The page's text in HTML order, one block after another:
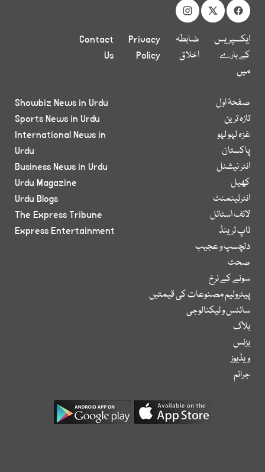
ایکسپریس
کے بارے
میں
ضابطہ
اخلاق
Privacy
Policy
Contact
Us
صفحۂ اول
تازہ ترین
غزہ لہو لہو
پاکستان
انٹر نیشنل
کھیل
انٹرٹینمنٹ
لائف اسٹائل
ٹاپ ٹرینڈ
دلچسپ و عجیب
صحت
سونے کے نرخ
پیٹرولیم مصنوعات کی قیمتیں
سائنس و ٹیکنالوجی
بلاگ
بزنس
ویڈیوز
جرائم
Showbiz News in Urdu
Sports News in Urdu
International News in
Urdu
Business News in Urdu
Urdu Magazine
Urdu Blogs
The Express Tribune
Express Entertainment